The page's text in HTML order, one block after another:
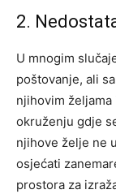
2.
U mnogim
poštovanje, ali
njihovim željama
okruženju gdje
njihove želje ne
osjećati
prostora za